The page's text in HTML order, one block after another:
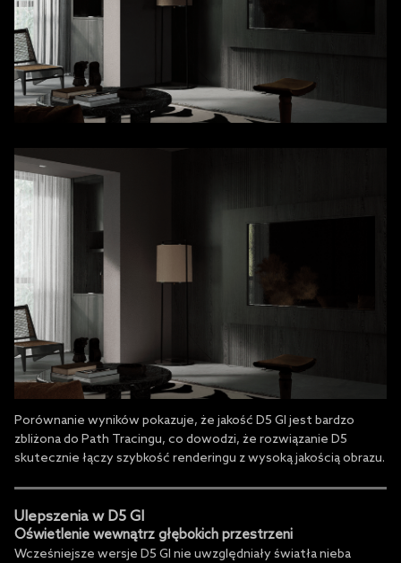
Porównanie wyników pokazuje, że jakość D5 GI jest bardzo
zbliżona do Path Tracingu, co dowodzi, że rozwiązanie D5
skutecznie łączy szybkość renderingu z wysoką jakością obrazu.
Ulepszenia w D5 GI
Oświetlenie wewnątrz głębokich przestrzeni
Wcześniejsze wersje D5 GI nie uwzględniały światła nieba